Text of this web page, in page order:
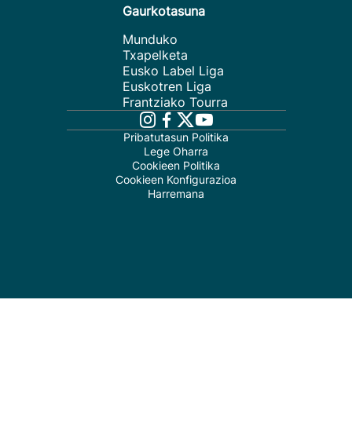
Gaurkotasuna
Munduko
Txapelketa
Eusko Label Liga
Euskotren Liga
Frantziako Tourra
Pribatutasun Politika
Lege Oharra
Cookieen Politika
Cookieen Konfigurazioa
Harremana